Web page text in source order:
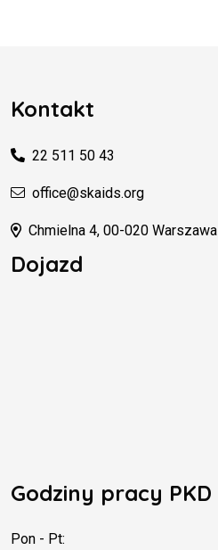
Kontakt
22 511 50 43
office@skaids.org
Chmielna 4, 00-020 Warszawa
Dojazd
Godziny pracy PKD
Pon - Pt: